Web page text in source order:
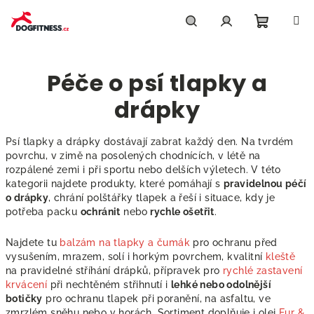
obsah
košík
Péče o psí tlapky a
drápky
Psí tlapky a drápky dostávají zabrat každý den. Na tvrdém
povrchu, v zimě na posolených chodnících, v létě na
rozpálené zemi i při sportu nebo delších výletech. V této
kategorii najdete produkty, které pomáhají s pravidelnou péčí
o drápky, chrání polštářky tlapek a řeší i situace, kdy je
potřeba packu ochránit nebo rychle ošetřit.
Najdete tu balzám na tlapky a čumák pro ochranu před
vysušením, mrazem, solí i horkým povrchem, kvalitní kleště
na pravidelné stříhání drápků, přípravek pro rychlé zastavení
krvácení při nechtěném střihnutí i lehké nebo odolnější
botičky pro ochranu tlapek při poranění, na asfaltu, ve